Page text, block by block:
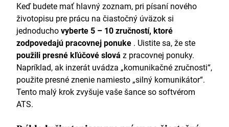
Keď budete mať hlavný zoznam, pri písaní nového
životopisu pre prácu na čiastočný úväzok si
jednoduchovyberte 5 – 10 zručností, ktoré
zodpovedajú pracovnej ponuke . Uistite sa, že ste
použili presné kľúčové slová z pracovnej ponuky.
Napríklad, ak inzerát uvádza „komunikačné zručnosti“,
použite presné znenie namiesto „silný komunikátor“.
Tento malý krok zvyšuje vaše šance so softvérom
ATS.